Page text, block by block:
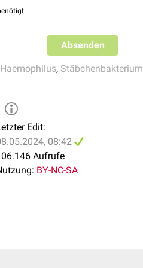
Absenden
Haemophilus, Stäbchenbakterium
Edit:
08:42
Aufrufe
BY-NC-SA